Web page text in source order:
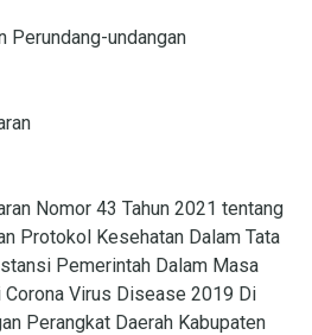
Perundang-undangan
Nomor 43 Tahun 2021 tentang
Protokol Kesehatan Dalam Tata
Pemerintah Dalam Masa
Corona Virus Disease 2019 Di
Perangkat Daerah Kabupaten